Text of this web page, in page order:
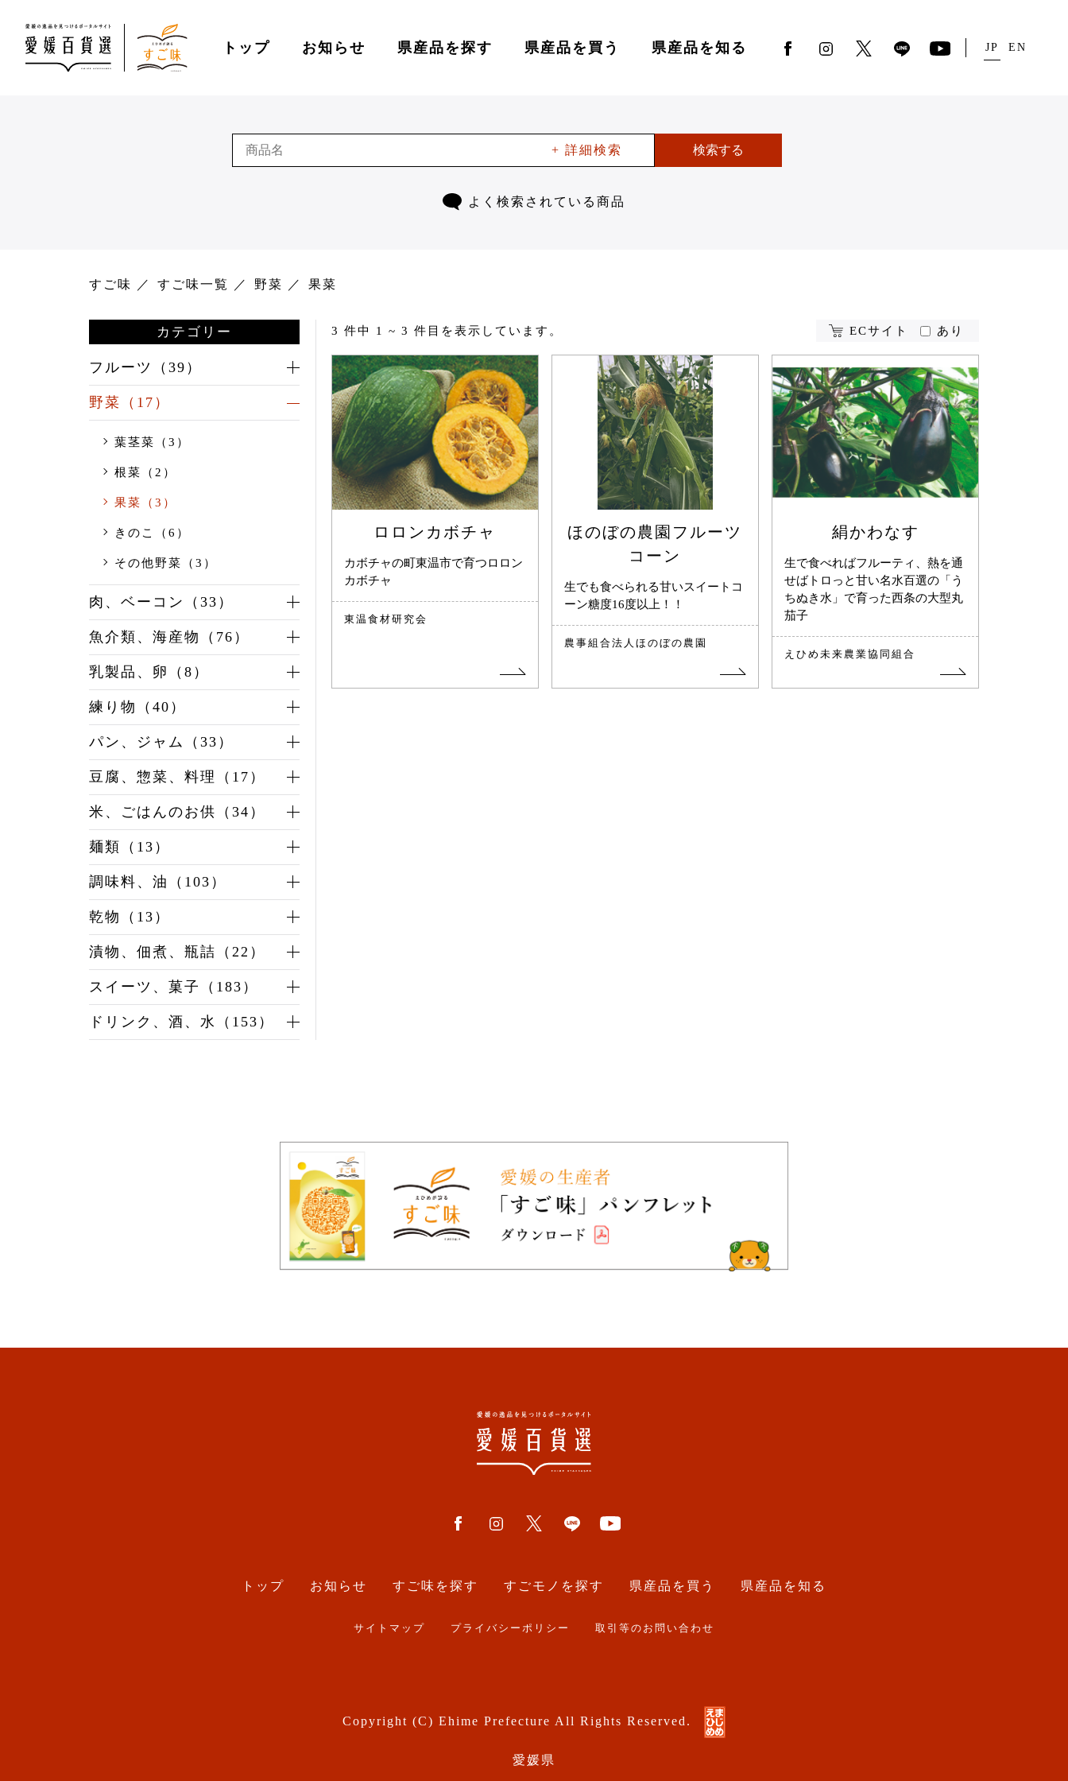
トップ お知らせ 県産品を探す 県産品を買う 県産品を知る JP EN
+ 詳細検索 検索する
よく検索されている商品
すご味 すご味一覧 野菜 果菜
3 件中 1 ~ 3 件目を表示しています。 ECサイト あり
ロロンカボチャ
カボチャの町東温市で育つロロン
カボチャ
東温食材研究会
ほのぼの農園フルーツ
コーン
生でも食べられる甘いスイートコ
ーン糖度16度以上！！
農事組合法人ほのぼの農園
絹かわなす
生で食べればフルーティ、熱を通
せばトロっと甘い名水百選の「う
ちぬき水」で育った西条の大型丸
茄子
えひめ未来農業協同組合
カテゴリー
フルーツ（39）
野菜（17）
葉茎菜（3）
根菜（2）
果菜（3）
きのこ（6）
その他野菜（3）
肉、ベーコン（33）
魚介類、海産物（76）
乳製品、卵（8）
練り物（40）
パン、ジャム（33）
豆腐、惣菜、料理（17）
米、ごはんのお供（34）
麺類（13）
調味料、油（103）
乾物（13）
漬物、佃煮、瓶詰（22）
スイーツ、菓子（183）
ドリンク、酒、水（153）
トップ お知らせ すご味を探す すごモノを探す 県産品を買う 県産品を知る
サイトマップ プライバシーポリシー 取引等のお問い合わせ
Copyright (C) Ehime Prefecture All Rights Reserved.
愛媛県